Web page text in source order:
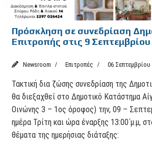
Πρόσκληση σε συνεδρίαση
Επιτροπής στις 9 Σεπτεμβρίου
Newsroom Επιτροπές 06 Σεπτεμβρίου
Τακτική δια ζώσης συνεδρίαση της
θα διεξαχθεί στο Δημοτικό Κατάστημα
Οινώνης 3 – 1ος όροφος) την, 09 –
ημέρα Τρίτη και ώρα έναρξης 13:00΄μ.μ,
θέματα της ημερήσιας διάταξης: